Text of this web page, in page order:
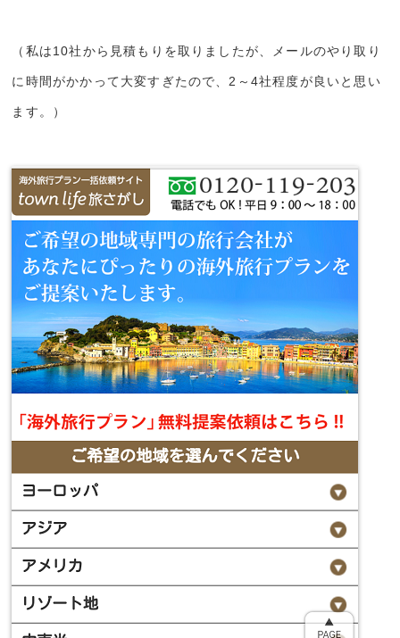
（私は10社から見積もりを取りましたが、メールのやり取り
に時間がかかって大変すぎたので、2～4社程度が良いと思い
ます。）